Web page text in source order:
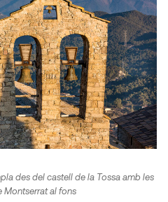
des del castell de la Tossa amb les
Montserrat al fons